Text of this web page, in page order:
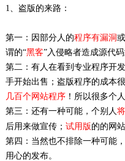
1、盗版的来路：
第一：因部分人的程序有漏洞
谓的“黑客”入侵略者造成源代码
第二：有人在看到专业程序开
手开始出售；盗版程序的成本
几百个网站程序 ！所以很多个
第三：还有一种可能，个别人
后用来做宣传； 试用版 的的网
第四：当然也不排除一种可能
用心的发布。